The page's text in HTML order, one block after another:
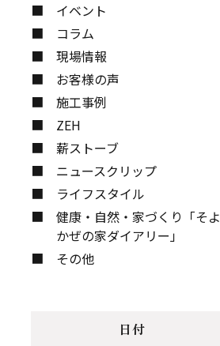
イベント
コラム
現場情報
お客様の声
施工事例
ZEH
薪ストーブ
ニュースクリップ
ライフスタイル
健康・自然・家づくり「そよ
かぜの家ダイアリー」
その他
日付